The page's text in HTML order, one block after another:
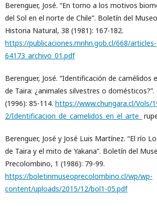
Berenguer, José. “En torno a los motivos
del Sol en el norte de Chile”. Boletín del
Historia Natural, 38 (1981): 167-182.
https://publicaciones.mnhn.gob.cl/668/articles-
64173_archivo_01.pdf
Berenguer, José. “Identificación de camélidos
de Taira: ¿animales silvestres o domésticos?”.
(1996): 85-114. https://www.chungara.cl/Vols/
2/Identificacion_de_camelidos_en_el_arte_
Berenguer, José y José Luis Martínez. “El río
de Taira y el mito de Yakana”. Boletín del
Precolombino, 1 (1986): 79-99.
https://boletinmuseoprecolombino.cl/wp/wp-
content/uploads/2015/12/bol1-05.pdf